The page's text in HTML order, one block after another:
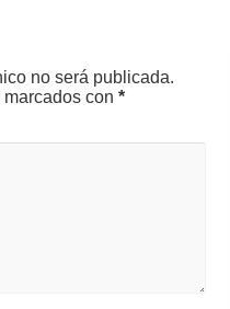
no será publicada.
marcados con*